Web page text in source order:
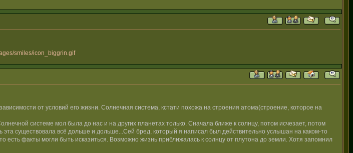
smiles/icon_biggrin.gif
от условий его жизни. Солнечная система, кстати похожа на строения атома(строение, которое на
системе мол была до нас и на других планетах только. Сначала ближе к солнцу, потом исчезает, потом
существовала всё дольше и дольше...Сей бред, который я написал был действительно услышан на каком-то
есть факты могли быть исказиться. Возможно жизнь приближалась к солнцу от плутона до земли. Хотя запомнил